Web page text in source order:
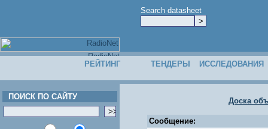
Search datasheet
РЕЙТИНГ ТЕНДЕРЫ ИССЛЕДОВАНИЯ
ПОИСК ПО САЙТУ Доска
Сообщение: